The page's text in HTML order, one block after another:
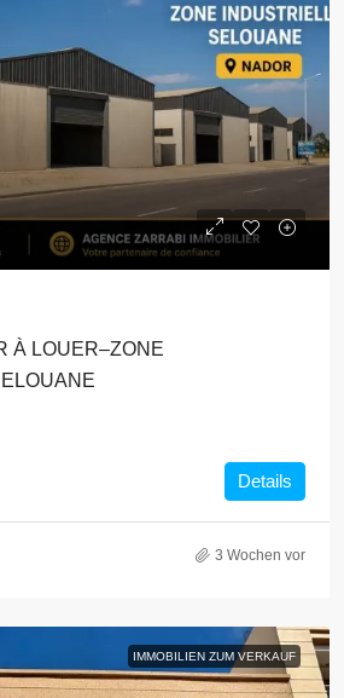
À LOUER–ZONE
Details
3 Wochen vor
IMMOBILIEN ZUM VERKAUF